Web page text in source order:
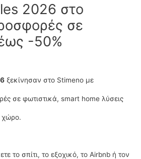
2026 στο
σε
-50%
ξεκίνησαν στο Stimeno με
σε φωτιστικά, smart home λύσεις
χώρο.
το σπίτι, το εξοχικό, το Airbnb ή τον